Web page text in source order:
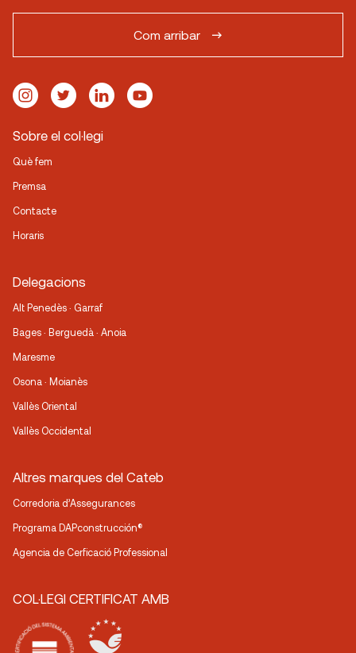
Com arribar
Sobre el col·legi
Què fem
Premsa
Contacte
Horaris
Delegacions
Alt Penedès · Garraf
Bages · Berguedà · Anoia
Maresme
Osona · Moianès
Vallès Oriental
Vallès Occidental
Altres marques del Cateb
Corredoria d’Assegurances
Programa DAPconstrucción®
Agencia de Cerficació Professional
COL·LEGI CERTIFICAT AMB